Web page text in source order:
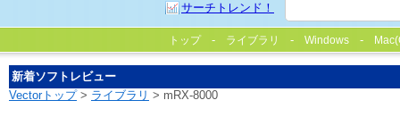
サーチトレンド！
トップ ライブラリ Windows
新着ソフトレビュー
Vectorトップ> ライブラリ > mRX-8000